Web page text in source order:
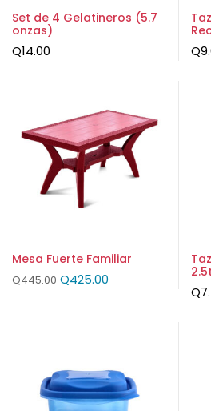
Set de 4 Gelatineros (5.7
onzas)
Q14.00 Q
Mesa Fuerte Familiar
Q445.00 Q425.00
Q